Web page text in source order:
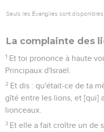
Seuls les Évangiles sont
La complainte des
1 Et toi prononce à haute
Principaux d'Israël.
2 Et dis : qu'était-ce de ta
gîté entre les lions, et [qui]
lionceaux.
3 Et elle a fait croître un de